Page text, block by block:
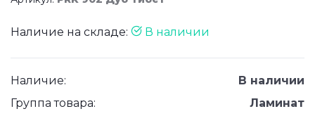
Наличие на складе: В наличии
Наличие:
В наличии
Группа товара:
Ламинат